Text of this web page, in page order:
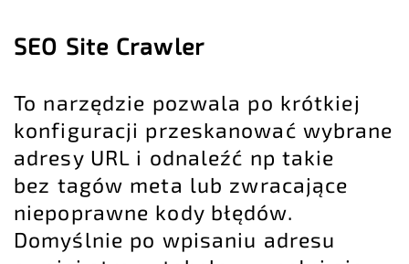
SEO Site Crawler
To narzędzie pozwala po krótkiej
konfiguracji przeskanować wybrane
adresy URL i odnaleźć np takie
bez tagów meta lub zwracające
niepoprawne kody błędów.
Domyślnie po wpisaniu adresu